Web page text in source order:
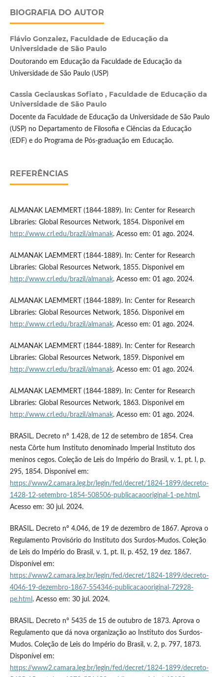
BIOGRAFIA DO AUTOR
Flávio Gonzalez, Faculdade de Educação da
Universidade de São Paulo
Doutorando em Educação da Faculdade de Educação da
Universidade de São Paulo (USP)
Cassia Geciauskas Sofiato , Faculdade de Educação da
Universidade de São Paulo
Docente da Faculdade de Educação da Universidade de São Paulo
(USP) no Departamento de Filosofia e Ciências da Educação
(EDF) e do Programa de Pós-graduação em Educação.
REFERÊNCIAS
ALMANAK LAEMMERT (1844-1889). In: Center for Research
Libraries: Global Resources Network, 1854. Disponível em
http://www.crl.edu/brazil/almanak. Acesso em: 01 ago. 2024.
ALMANAK LAEMMERT (1844-1889). In: Center for Research
Libraries: Global Resources Network, 1855. Disponível em
http://www.crl.edu/brazil/almanak. Acesso em: 01 ago. 2024.
ALMANAK LAEMMERT (1844-1889). In: Center for Research
Libraries: Global Resources Network, 1856. Disponível em
http://www.crl.edu/brazil/almanak. Acesso em: 01 ago. 2024.
ALMANAK LAEMMERT (1844-1889). In: Center for Research
Libraries: Global Resources Network, 1859. Disponível em
http://www.crl.edu/brazil/almanak. Acesso em: 01 ago. 2024.
ALMANAK LAEMMERT (1844-1889). In: Center for Research
Libraries: Global Resources Network, 1863. Disponível em
http://www.crl.edu/brazil/almanak. Acesso em: 01 ago. 2024.
BRASIL. Decreto nº 1.428, de 12 de setembro de 1854. Crea
nesta Côrte hum Instituto denominado Imperial Instituto dos
meninos cegos. Coleção de Leis do Império do Brasil, v. 1, pt. I, p.
295, 1854. Disponível em:
https://www2.camara.leg.br/legin/fed/decret/1824-1899/decreto-
1428-12-setembro-1854-508506-publicacaooriginal-1-pe.html .
Acesso em: 30 jul. 2024.
BRASIL. Decreto nº 4.046, de 19 de dezembro de 1867. Aprova o
Regulamento Provisório do Instituto dos Surdos-Mudos. Coleção
de Leis do Império do Brasil, v. 1, pt. II, p. 452, 19 dez. 1867.
Disponível em:
https://www2.camara.leg.br/legin/fed/decret/1824-1899/decreto-
4046-19-dezembro-1867-554346-publicacaooriginal-72928-
pe.html . Acesso em: 30 jul. 2024.
BRASIL. Decreto n° 5435 de 15 de outubro de 1873. Aprova o
Regulamento que dá nova organização ao Instituto dos Surdos-
Mudos. Coleção de Leis do Império do Brasil, v. 2, p. 797, 1873.
Disponível em:
https://www2.camara.leg.br/legin/fed/decret/1824-1899/decreto-